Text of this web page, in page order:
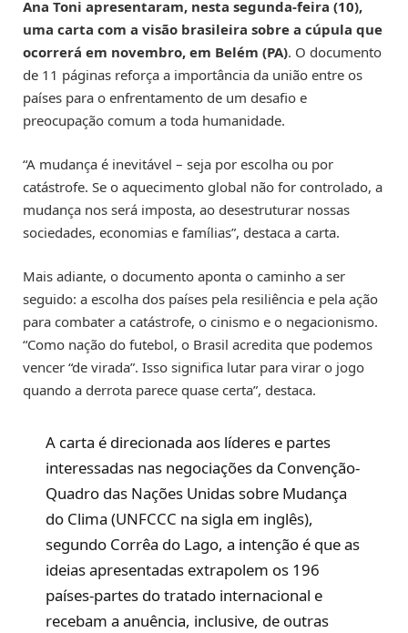
Ana Toni apresentaram, nesta segunda-feira (10),
uma carta com a visão brasileira sobre a cúpula que
ocorrerá em novembro, em Belém (PA). O documento
de 11 páginas reforça a importância da união entre os
países para o enfrentamento de um desafio e
preocupação comum a toda humanidade.
“A mudança é inevitável – seja por escolha ou por
catástrofe. Se o aquecimento global não for controlado, a
mudança nos será imposta, ao desestruturar nossas
sociedades, economias e famílias”, destaca a carta.
Mais adiante, o documento aponta o caminho a ser
seguido: a escolha dos países pela resiliência e pela ação
para combater a catástrofe, o cinismo e o negacionismo.
“Como nação do futebol, o Brasil acredita que podemos
vencer “de virada”. Isso significa lutar para virar o jogo
quando a derrota parece quase certa”, destaca.
A carta é direcionada aos líderes e partes
interessadas nas negociações da Convenção-
Quadro das Nações Unidas sobre Mudança
do Clima (UNFCCC na sigla em inglês),
segundo Corrêa do Lago, a intenção é que as
ideias apresentadas extrapolem os 196
países-partes do tratado internacional e
recebam a anuência, inclusive, de outras